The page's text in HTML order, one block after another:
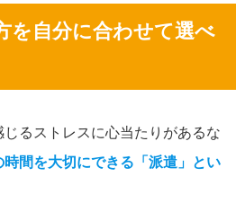
を自分に合わせて選べ
るストレスに心当たりがあるな
間を大切にできる「派遣」とい